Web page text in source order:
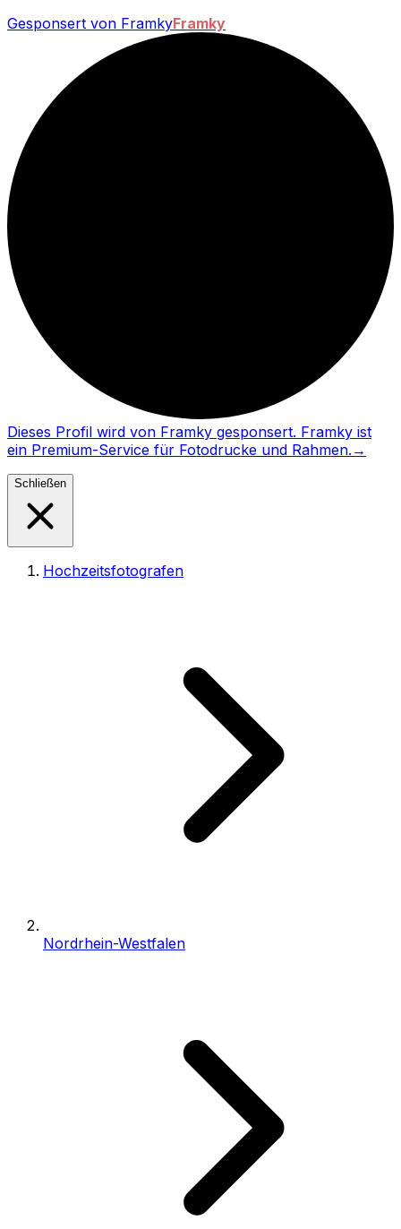
Gesponsert von FramkyFramky
Dieses Profil wird von Framky gesponsert. Framky ist
ein Premium-Service für Fotodrucke und Rahmen. →
Schließen
Hochzeitsfotografen
Nordrhein-Westfalen